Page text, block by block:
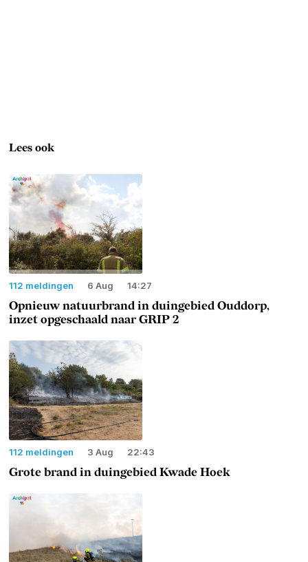
Lees ook
112 meldingen 6 Aug 14:27
Opnieuw natuurbrand in duingebied Ouddorp,
inzet opgeschaald naar GRIP 2
112 meldingen 3 Aug 22:43
Grote brand in duingebied Kwade Hoek